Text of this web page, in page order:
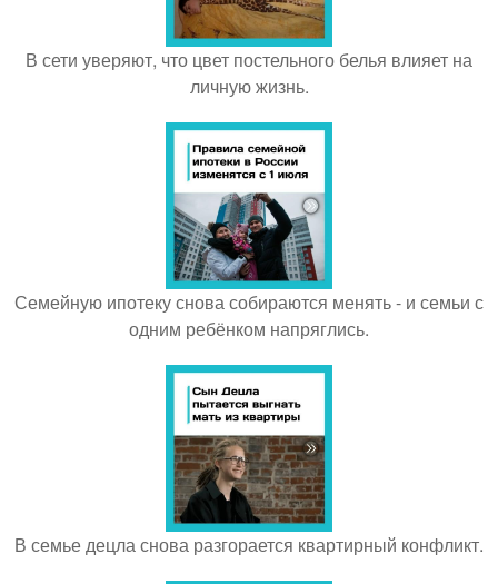
В сети уверяют, что цвет постельного белья влияет на
личную жизнь.
Семейную ипотеку снова собираются менять - и семьи с
одним ребёнком напряглись.
В семье децла снова разгорается квартирный конфликт.